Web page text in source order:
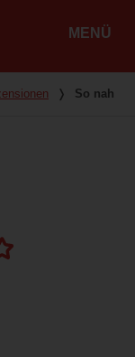
MENÜ
❭ So nah